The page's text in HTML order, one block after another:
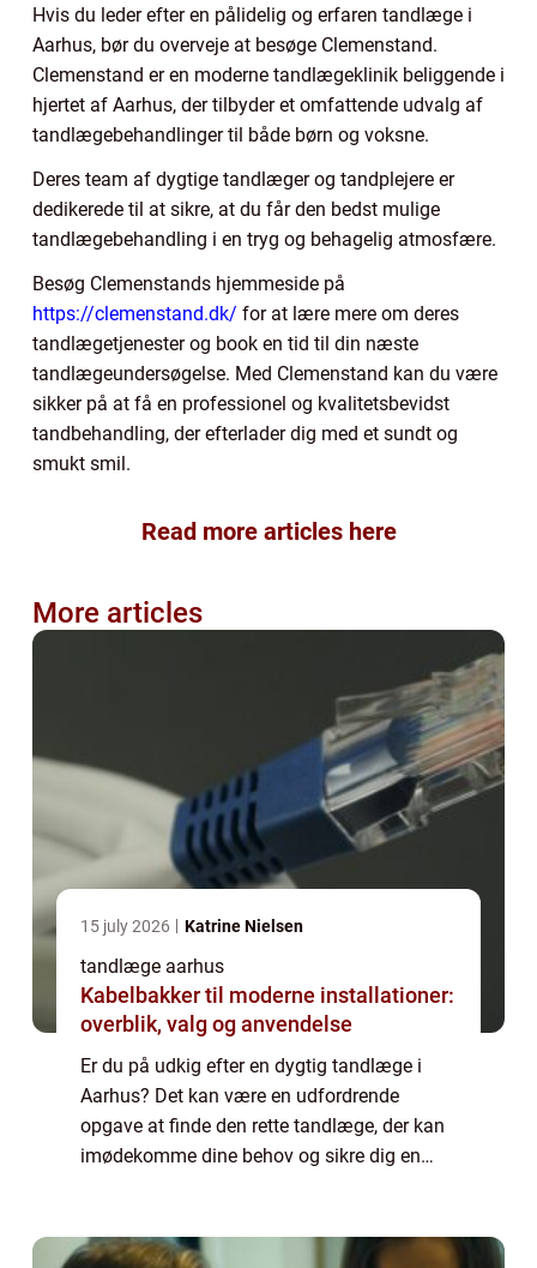
Hvis du leder efter en pålidelig og erfaren tandlæge i
Aarhus, bør du overveje at besøge Clemenstand.
Clemenstand er en moderne tandlægeklinik beliggende i
hjertet af Aarhus, der tilbyder et omfattende udvalg af
tandlægebehandlinger til både børn og voksne.
Deres team af dygtige tandlæger og tandplejere er
dedikerede til at sikre, at du får den bedst mulige
tandlægebehandling i en tryg og behagelig atmosfære.
Besøg Clemenstands hjemmeside på
https://clemenstand.dk/ for at lære mere om deres
tandlægetjenester og book en tid til din næste
tandlægeundersøgelse. Med Clemenstand kan du være
sikker på at få en professionel og kvalitetsbevidst
tandbehandling, der efterlader dig med et sundt og
smukt smil.
Read more articles here
More articles
15 july 2026 Katrine Nielsen
tandlæge aarhus
Kabelbakker til moderne installationer:
overblik, valg og anvendelse
Er du på udkig efter en dygtig tandlæge i
Aarhus? Det kan være en udfordrende
opgave at finde den rette tandlæge, der kan
imødekomme dine behov og sikre dig en
der a...